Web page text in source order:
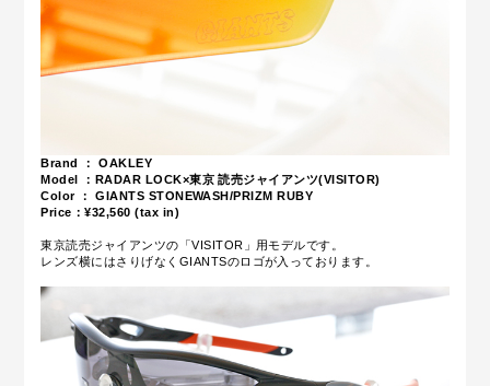
Brand ： OAKLEY
Model ：RADAR LOCK×東京 読売ジャイアンツ(VISITOR)
Color ： GIANTS STONEWASH/PRIZM RUBY
Price：¥32,560 (tax in)
東京読売ジャイアンツの「VISITOR」用モデルです。
レンズ横にはさりげなくGIANTSのロゴが入っております。